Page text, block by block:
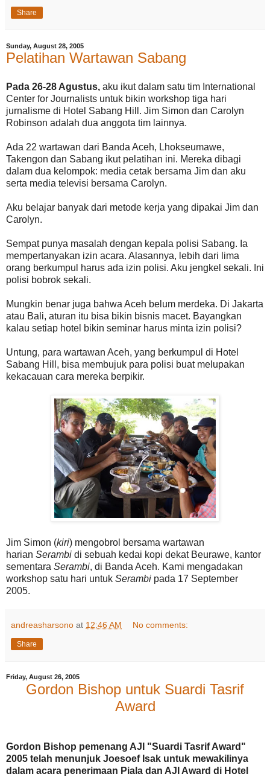
Share
Sunday, August 28, 2005
Pelatihan Wartawan Sabang
Pada 26-28 Agustus, aku ikut dalam satu tim International
Center for Journalists untuk bikin workshop tiga hari
jurnalisme di Hotel Sabang Hill. Jim Simon dan Carolyn
Robinson adalah dua anggota tim lainnya.
Ada 22 wartawan dari Banda Aceh, Lhokseumawe,
Takengon dan Sabang ikut pelatihan ini. Mereka dibagi
dalam dua kelompok: media cetak bersama Jim dan aku
serta media televisi bersama Carolyn.
Aku belajar banyak dari metode kerja yang dipakai Jim dan
Carolyn.
Sempat punya masalah dengan kepala polisi Sabang. Ia
mempertanyakan izin acara. Alasannya, lebih dari lima
orang berkumpul harus ada izin polisi. Aku jengkel sekali. Ini
polisi bobrok sekali.
Mungkin benar juga bahwa Aceh belum merdeka. Di Jakarta
atau Bali, aturan itu bisa bikin bisnis macet. Bayangkan
kalau setiap hotel bikin seminar harus minta izin polisi?
Untung, para wartawan Aceh, yang berkumpul di Hotel
Sabang Hill, bisa membujuk para polisi buat melupakan
kekacauan cara mereka berpikir.
Jim Simon (kiri) mengobrol bersama wartawan
harian Serambi di sebuah kedai kopi dekat Beurawe, kantor
sementara Serambi, di Banda Aceh. Kami mengadakan
workshop satu hari untuk Serambi pada 17 September
2005.
andreasharsono at 12:46 AM No comments:
Share
Friday, August 26, 2005
Gordon Bishop untuk Suardi Tasrif
Award
Gordon Bishop pemenang AJI "Suardi Tasrif Award"
2005 telah menunjuk Joesoef Isak untuk mewakilinya
dalam acara penerimaan Piala dan AJI Award di Hotel